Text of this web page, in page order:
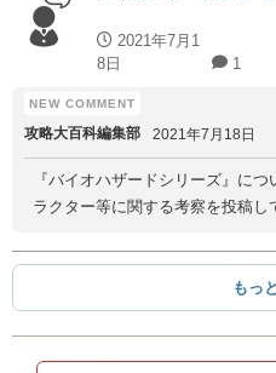
2021年7月1
8日
1
攻略大百科編集部 2021年7月18日
『バイオハザードシリーズ』に
ラクター等に関する考察を投稿
もっ